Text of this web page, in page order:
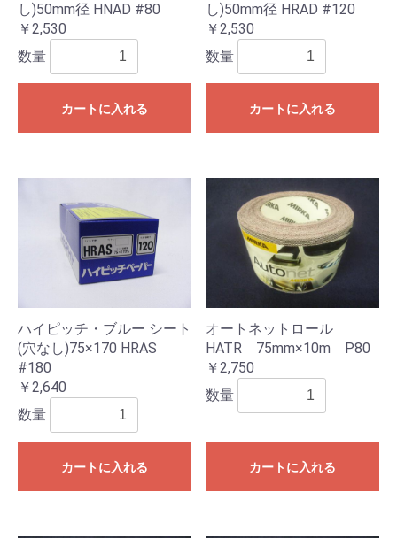
し)50mm径 HNAD #80
￥2,530
数量
カートに入れる
し)50mm径 HRAD #120
￥2,530
数量
カートに入れる
ハイピッチ・ブルー シート
(穴なし)75×170 HRAS
#180
￥2,640
数量
カートに入れる
オートネットロール
HATR 75mm×10m P80
￥2,750
数量
カートに入れる